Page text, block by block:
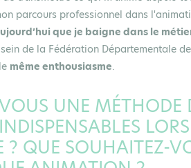
parcours professionnel dans
que je baigne dans le
de la Fédération Départementale
même enthousiasme.
UNE MÉTHODE
? QUE SOUHAITEZ-